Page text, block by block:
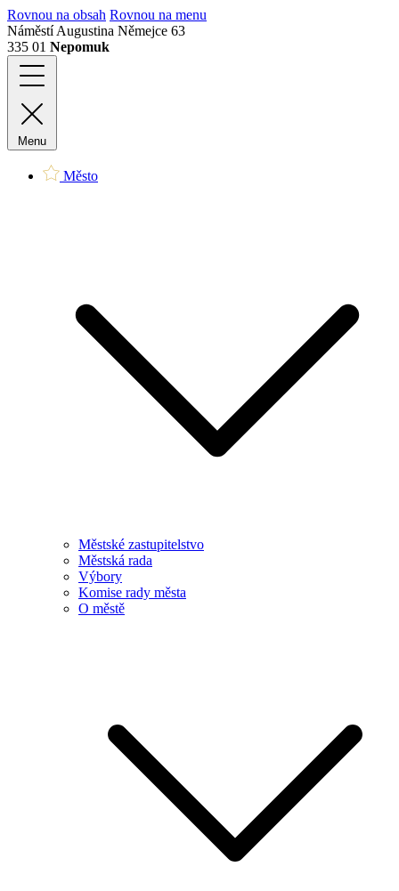
Rovnou na obsah Rovnou na menu
Náměstí Augustina Němejce 63
335 01 Nepomuk
Menu
Město
Městské zastupitelstvo
Městská rada
Výbory
Komise rady města
O městě